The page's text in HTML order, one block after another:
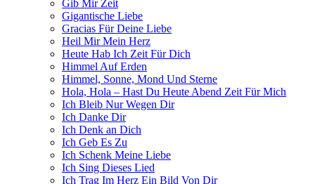
Gib Mir Zeit
Gigantische Liebe
Gracias Für Deine Liebe
Heil Mir Mein Herz
Heute Hab Ich Zeit Für Dich
Himmel Auf Erden
Himmel, Sonne, Mond Und Sterne
Hola, Hola – Hast Du Heute Abend Zeit Für Mich
Ich Bleib Nur Wegen Dir
Ich Danke Dir
Ich Denk an Dich
Ich Geb Es Zu
Ich Schenk Meine Liebe
Ich Sing Dieses Lied
Ich Trag Im Herz Ein Bild Von Dir